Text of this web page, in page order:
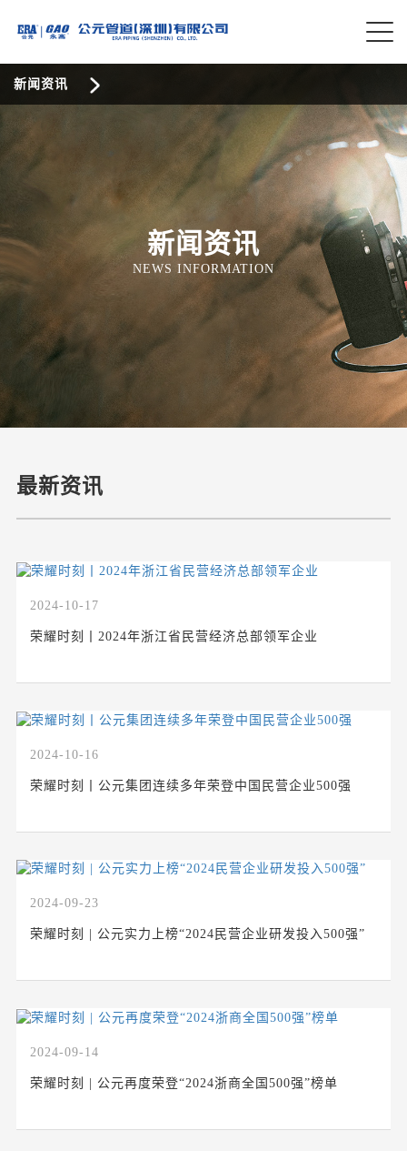
新闻资讯
新闻资讯
NEWS INFORMATION
最新资讯
2024-10-17
荣耀时刻丨2024年浙江省民营经济总部领军企业
2024-10-16
荣耀时刻丨公元集团连续多年荣登中国民营企业500强
2024-09-23
荣耀时刻 | 公元实力上榜“2024民营企业研发投入500强”
2024-09-14
荣耀时刻 | 公元再度荣登“2024浙商全国500强”榜单